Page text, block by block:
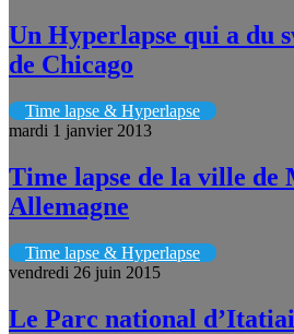
Un Hyperlapse qui a du
de Chicago
Time lapse & Hyperlapse
mardi 1 janvier 2013
Time lapse de la ville de
Allemagne
Time lapse & Hyperlapse
vendredi 26 juin 2015
Le Parc national